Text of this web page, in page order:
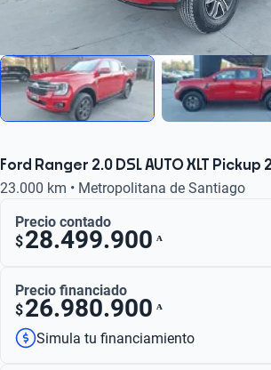
Ford Ranger 2.0 DSL AUTO XLT Pickup
23.000 km • Metropolitana de Santiago
Precio contado
$28.499.900 ᴬ
Precio financiado
$26.980.900 ᴬ
Simula tu financiamiento